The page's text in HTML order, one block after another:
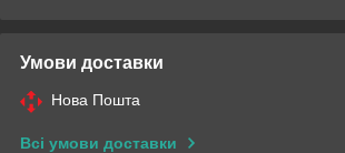
Умови доставки
Нова Пошта
Всі умови доставки